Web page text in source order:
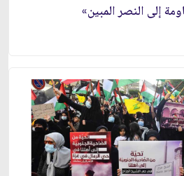
إلى النصر المبين»